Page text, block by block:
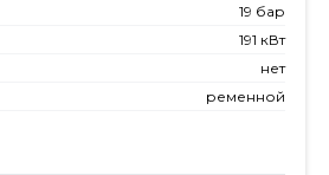
19 бар
191 кВт
нет
ременной